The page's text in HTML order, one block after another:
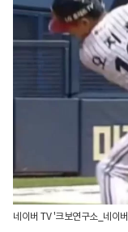
네이버 TV '크보연구소_네이